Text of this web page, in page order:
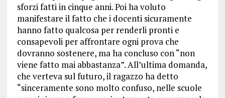
sforzi fatti in cinque anni. Poi ha voluto
manifestare il fatto che i docenti sicuramente
hanno fatto qualcosa per renderli pronti e
consapevoli per affrontare ogni prova che
dovranno sostenere, ma ha concluso con “non
viene fatto mai abbastanza”. All’ultima domanda,
che verteva sul futuro, il ragazzo ha detto
“sinceramente sono molto confuso, nelle scuole